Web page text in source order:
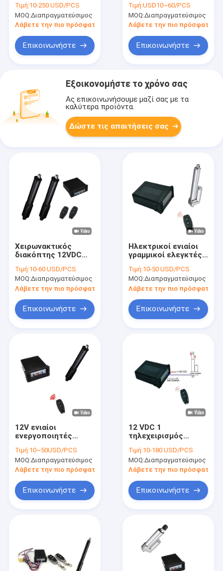
Περίπου εμείς
θέσης
ενεργοποιητών
Τιμή:10-250 USD/PCS
MOQ:Διαπραγματεύσιμος
Λάβετε την πιο πρόσφατη τιμή
Επικοινωνήστε
ενεργοποιητών στο
συνεχές ρεύμα 12V
Τιμή:USD10~60/PCS
MOQ:Διαπραγματεύσιμος
Λάβετε την πιο πρόσφατη
Επικοινωνήστε
Εξοικονομήστε το χρόνο σας
Ας επικοινωνήσουμε μαζί σας με τα
καλύτερα προϊόντα.
Δώστε τις απαιτήσεις σας
Χειρωνακτικός
διακόπτης 12VDC
ελεγκτών
ενεργοποιητών
ανελκυστήρων
γραμμικός
Τιμή:10-60 USD/PCS
MOQ:Διαπραγματεύσιμος
Λάβετε την πιο πρόσφατη τιμή
Επικοινωνήστε
Ηλεκτρικοί ενιαίοι
γραμμικοί ελεγκτές
IP66 ενεργοποιητών
Τιμή:10-50 USD/PCS
MOQ:Διαπραγματεύσιμος
Λάβετε την πιο πρόσφατη
Επικοινωνήστε
12V ενιαίοι
ενεργοποιητές
ενεργοποιητών
έντασης γραμμικοί
με τους ελέγχους
Τιμή:10~50USD/PCS
MOQ:Διαπραγματεύσιμος
Λάβετε την πιο πρόσφατη τιμή
Επικοινωνήστε
12 VDC 1
τηλεχειρισμός
ενεργοποιητών
καναλιών γραμμικός
Τιμή:10-180 USD/PCS
MOQ:Διαπραγματεύσιμος
Λάβετε την πιο πρόσφατη
Επικοινωνήστε